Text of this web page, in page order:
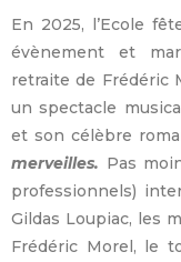
En 2025, l’Ecole
évènement et
retraite de Frédéric
un spectacle
et son célèbre
merveilles. Pas
professionnels)
Gildas Loupiac, les
Frédéric Morel, le